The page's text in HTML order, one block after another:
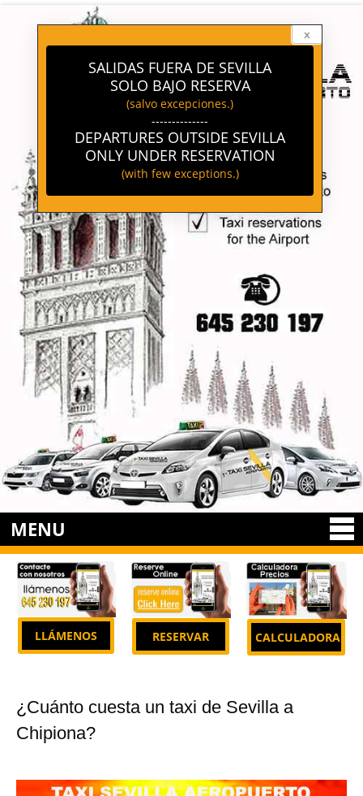
MENU
LLÁMENOS RESERVAR CALCULADORA
¿Cuánto cuesta un taxi de Sevilla a
Chipiona?
x
SALIDAS FUERA DE SEVILLA
SOLO BAJO RESERVA
(salvo excepciones.)
--------------
DEPARTURES OUTSIDE SEVILLA
ONLY UNDER RESERVATION
(with few exceptions.)